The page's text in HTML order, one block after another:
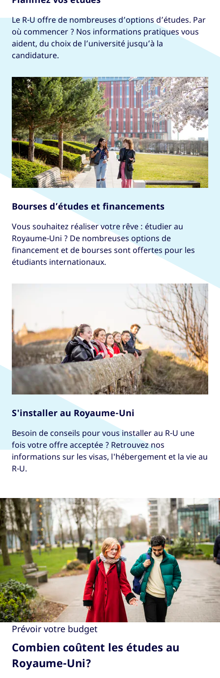
Le R-U offre de nombreuses d’options d’études. Par
où commencer ? Nos informations pratiques vous
aident, du choix de l’université jusqu’à la
candidature.
Bourses d’études et financements
Vous souhaitez réaliser votre rêve : étudier au
Royaume-Uni ? De nombreuses options de
financement et de bourses sont offertes pour les
étudiants internationaux.
S'installer au Royaume-Uni
Besoin de conseils pour vous installer au R-U une
fois votre offre acceptée ? Retrouvez nos
informations sur les visas, l'hébergement et la vie au
R-U.
Prévoir votre budget
Combien coûtent les études au
Royaume-Uni?